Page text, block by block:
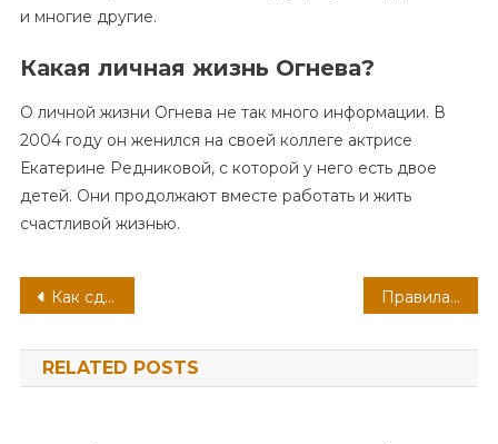
и многие другие.
Какая личная жизнь Огнева?
О личной жизни Огнева не так много информации. В
2004 году он женился на своей коллеге актрисе
Екатерине Редниковой, с которой у него есть двое
детей. Они продолжают вместе работать и жить
счастливой жизнью.
Навигация
по
записям
Как сделать так, чтобы фурункул быстрее прорвался Правила лечения фурункулов под мышкой
RELATED POSTS